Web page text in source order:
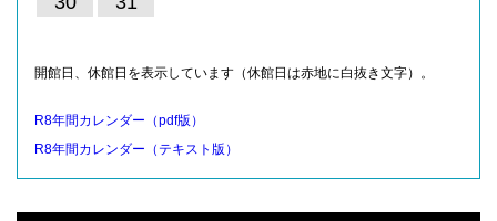
開館日、休館日を表示しています（休館日は赤地に白抜き文字）。
R8年間カレンダー（pdf版）
R8年間カレンダー（テキスト版）